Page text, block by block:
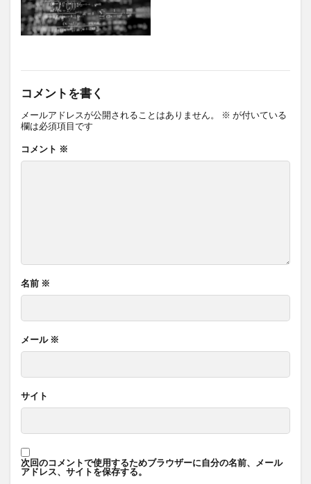
コメントを書く
メールアドレスが公開されることはありません。 ※ が付いている
欄は必須項目です
コメント ※
名前 ※
メール ※
サイト
次回のコメントで使用するためブラウザーに自分の名前、メール
アドレス、サイトを保存する。